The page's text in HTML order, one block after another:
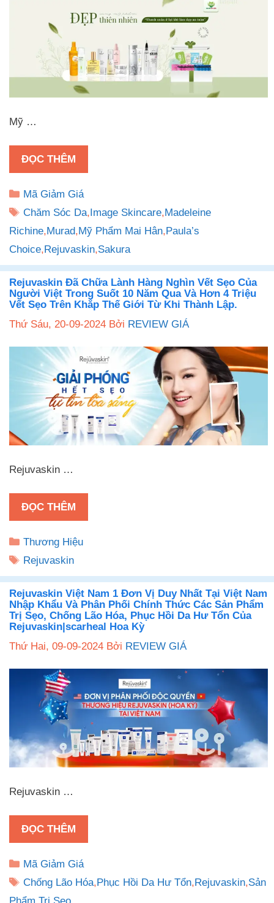
Mỹ …
ĐỌC THÊM
Danh
mục
Mã Giảm Giá
Thẻ
Chăm Sóc Da,Image Skincare,Madeleine
Richine,Murad,Mỹ Phẩm Mai Hân,Paula’s
Choice,Rejuvaskin,Sakura
Rejuvaskin Đã Chữa Lành Hàng Nghìn Vết Sẹo Của
Người Việt Trong Suốt 10 Năm Qua Và Hơn 4 Triệu
Vết Sẹo Trên Khắp Thế Giới Từ Khi Thành Lập.
Thứ Sáu, 20-09-2024 Bởi REVIEW GIÁ
Rejuvaskin …
ĐỌC THÊM
Danh
mục
Thương Hiệu
Thẻ
Rejuvaskin
Rejuvaskin Việt Nam 1 Đơn Vị Duy Nhất Tại Việt Nam
Nhập Khẩu Và Phân Phối Chính Thức Các Sản Phẩm
Trị Sẹo, Chống Lão Hóa, Phục Hồi Da Hư Tổn Của
Rejuvaskin|scarheal Hoa Kỳ
Thứ Hai, 09-09-2024 Bởi REVIEW GIÁ
Rejuvaskin …
ĐỌC THÊM
Danh
mục
Mã Giảm Giá
Thẻ
Chống Lão Hóa,Phục Hồi Da Hư Tổn,Rejuvaskin,Sản